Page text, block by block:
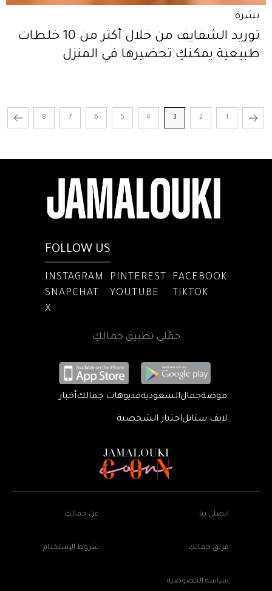
بشرة
توريد الشفايف من خلال أكثر من 10 خلطات
طبيعية يمكنكِ تحضيرها في المنزل
1
2
3
4
5
6
7
8
FOLLOW US
INSTAGRAM PINTEREST
FACEBOOK
SNAPCHAT
YOUTUBE
TIKTOK
X
حمّلي تطبيق جمالكِ
موضةجمالالسعوديةفديوهات جمالكأخبار
لايف ستايلاختبار الشخصية
اتصلي بنا عن جمالكِ
فريق جمالكِ شروط الإستخدام
سياسة الخصوصية